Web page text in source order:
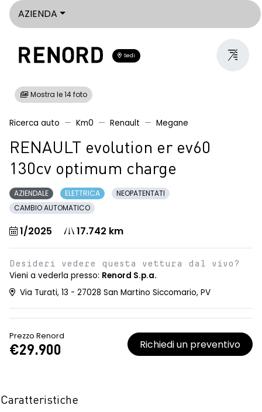
AZIENDA
Sedi
Mostra le 14 foto
Ricerca auto Km0 Renault Megane
RENAULT evolution er ev60
130cv optimum charge
AZIENDALE ELETTRICA
NEOPATENTATI
CAMBIO AUTOMATICO
1/2025 17.742 km
Desideri vedere questa vettura dal vivo?
Vieni a vederla presso: Renord S.p.a.
Via Turati, 13 - 27028 San Martino Siccomario, PV
Prezzo Renord
€29.900 Richiedi un preventivo
Caratteristiche